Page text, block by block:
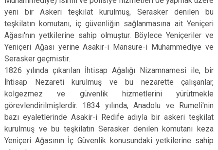
yeni bir Askeri teşkilat kurulmuş, Serasker denilen bu
teşkilatın komutanı, iç güvenliğin sağlanmasına ait Yeniçeri
Ağası'nın yetkilerine sahip olmuştur. Böylece Yeniçeriler ve
Yeniçeri Ağası yerine Asakir-i Mansure-i Muhammediye ve
Serasker geçmistir.
1826 yılında çıkarılan İhtisap Ağalığı Nizamnamesi ile, bir
İhtisap Nezareti kurulmuş ve bu nezarette çalışanlar,
kolgezmez ve güvenlik hizmetlerini yürütmekle
görevlendirilmişlerdir. 1834 yılında, Anadolu ve Rumeli'nin
bazı eyaletlerinde Asakir-i Redife adıyla bir askeri teşkilat
kurulmuş ve bu teşkilatın Serasker denilen komutanı keza
Yeniçeri Ağasının İç Güvenlik konusundaki yetkilerine sahip